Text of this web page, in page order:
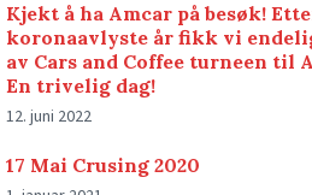
Kjekt å ha Amcar på besøk!
koronaavlyste år fikk vi
av Cars and Coffee turneen til
En trivelig dag!
12. juni 2022
17 Mai Crusing 2020